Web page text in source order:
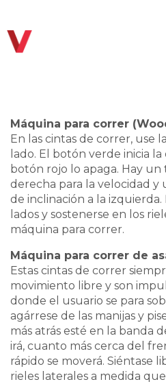
Máquina para correr
En las cintas de correr, use
lado. El botón verde inicia la
botón rojo lo apaga. Hay
derecha para la velocidad
de inclinación a la izquierda.
lados y sostenerse en los
máquina para correr.
Máquina para correr de
Estas cintas de correr
movimiento libre y son
donde el usuario se para
agárrese de las manijas y
más atrás esté en la banda
irá, cuanto más cerca del
rápido se moverá. Siéntase
rieles laterales a medida